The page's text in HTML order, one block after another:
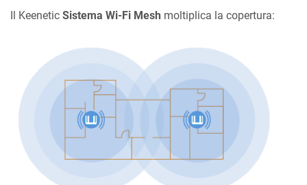
Il Keenetic Sistema Wi-Fi Mesh moltiplica la copertura: